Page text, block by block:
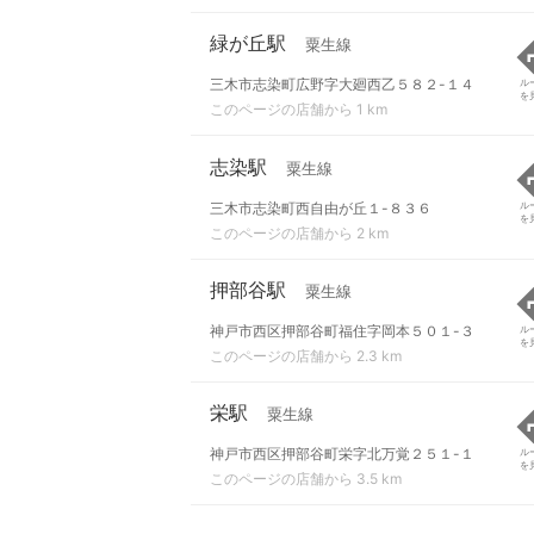
緑が丘駅 粟生線
三木市志染町広野字大廻西乙５８２-１４
このページの店舗から 1 km
ル
を
志染駅 粟生線
三木市志染町西自由が丘１-８３６
このページの店舗から 2 km
ル
を
押部谷駅 粟生線
神戸市西区押部谷町福住字岡本５０１-３
このページの店舗から 2.3 km
ル
を
栄駅 粟生線
神戸市西区押部谷町栄字北万覚２５１-１
このページの店舗から 3.5 km
ル
を